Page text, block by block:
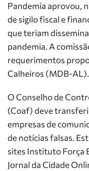
Pandemia aprovou,
de sigilo fiscal e
que teriam
pandemia. A
requerimentos
Calheiros (MDB-AL).
O Conselho de
(Coaf) deve
empresas de
de notícias falsas.
sites Instituto Força
Jornal da Cidade